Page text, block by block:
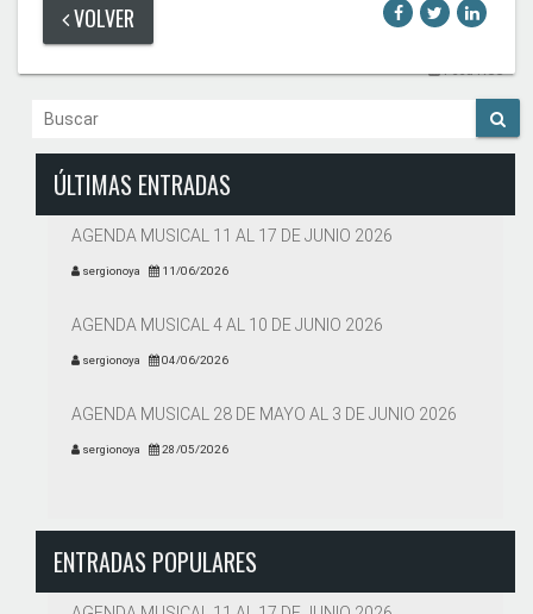
VOLVER
ÚLTIMAS ENTRADAS
AGENDA MUSICAL 11 AL 17 DE JUNIO 2026
sergionoya 11/06/2026
AGENDA MUSICAL 4 AL 10 DE JUNIO 2026
sergionoya 04/06/2026
AGENDA MUSICAL 28 DE MAYO AL 3 DE JUNIO 2026
sergionoya 28/05/2026
ENTRADAS POPULARES